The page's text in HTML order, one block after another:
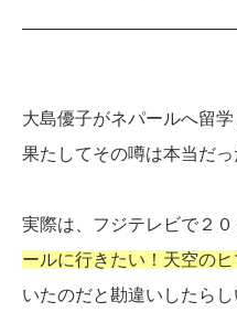
大島優子がネパールへ留
果たしてその噂は本当だっ
実際は、フジテレビで２０
ールに行きたい！天空の
いたのだと勘違いしたらし